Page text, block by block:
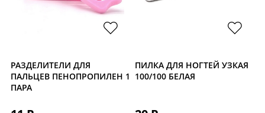
РАЗДЕЛИТЕЛИ ДЛЯ
ПАЛЬЦЕВ ПЕНОПРОПИЛЕН 1
ПАРА
ПИЛКА ДЛЯ НОГТЕЙ УЗКАЯ
100/100 БЕЛАЯ